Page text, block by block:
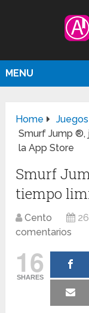
MENU
Home
Juegos
Smurf Jump ®,
la App Store
Smurf
tiempo
Cento
comentarios
16
SHARES